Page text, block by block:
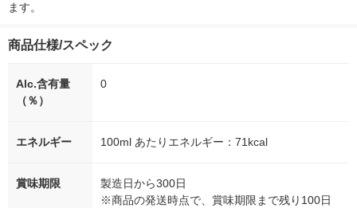
ます。
商品仕様/スペック
Alc.含有量
（％）
0
エネルギー 100ml あたりエネルギー：71kcal
賞味期限
製造日から300日
※商品の発送時点で、賞味期限まで残り100日